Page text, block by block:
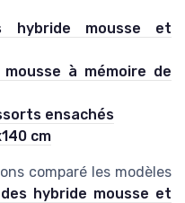
hybride mousse et
à mémoire de
ensachés
cm
comparé les modèles
hybride mousse et